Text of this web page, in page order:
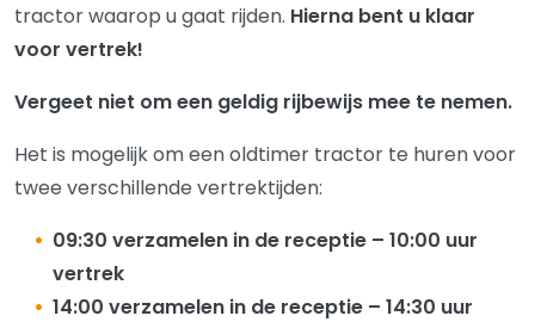
tractor waarop u gaat rijden. Hierna bent u klaar
voor vertrek!
Vergeet niet om een geldig rijbewijs mee te nemen.
Het is mogelijk om een oldtimer tractor te huren voor
twee verschillende vertrektijden:
09:30 verzamelen in de receptie – 10:00 uur
vertrek
14:00 verzamelen in de receptie – 14:30 uur